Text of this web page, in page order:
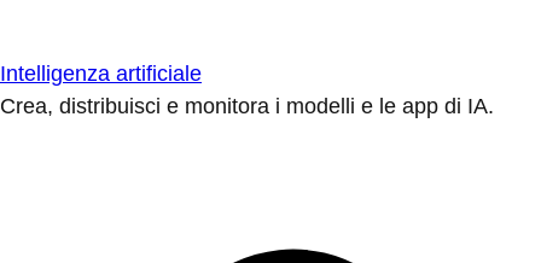
Intelligenza artificiale
Crea, distribuisci e monitora i modelli e le app di IA.